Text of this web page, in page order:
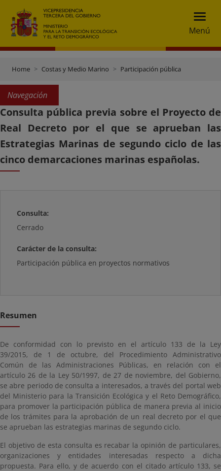
Menú
Home Costas y Medio Marino Participación pública
Navegación
Consulta pública previa sobre el Proyecto de
Real Decreto por el que se aprueban las
Estrategias Marinas de segundo ciclo de las
cinco demarcaciones marinas españolas.
Consulta:
Cerrado
Carácter de la consulta:
Participación pública en proyectos normativos
Resumen
De conformidad con lo previsto en el artículo 133 de la Ley
39/2015, de 1 de octubre, del Procedimiento Administrativo
Común de las Administraciones Públicas, en relación con el
artículo 26 de la Ley 50/1997, de 27 de noviembre, del Gobierno,
se abre periodo de consulta a interesados, a través del portal web
del Ministerio para la Transición Ecológica y el Reto Demográfico,
para promover la participación pública de manera previa al inicio
de los trámites para la aprobación de un real decreto por el que
se aprueban las estrategias marinas de segundo ciclo.
El objetivo de esta consulta es recabar la opinión de particulares,
organizaciones y entidades interesadas respecto a dicha
propuesta. Para ello, y de acuerdo con el citado artículo 133, se